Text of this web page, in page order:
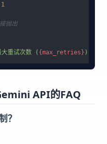
1
抛出
重试次数 ( {max_retries} )，操
API的FAQ
？